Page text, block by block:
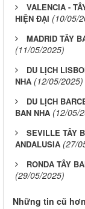
VALENCIA -
HIỆN ĐẠI (10/05/
MADRID TÂY
(11/05/2025)
DU LỊCH
NHA (12/05/2025)
DU LỊCH
BAN NHA (12/05/
SEVILLE TÂY
ANDALUSIA (27/
RONDA TÂY
(29/05/2025)
Những tin cũ hơn